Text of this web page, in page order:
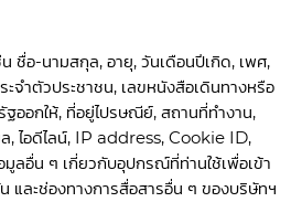
ชื่อ-นามสกุล, อายุ, วันเดือนปีเกิด, เพศ,
จำตัวประชาชน, เลขหนังสือเดินทางหรือ
ออกให้, ที่อยู่ไปรษณีย์, สถานที่ทำงาน,
, ไอดีไลน์, IP address, Cookie ID,
มูลอื่น ๆ เกี่ยวกับอุปกรณ์ที่ท่านใช้เพื่อเข้า
และช่องทางการสื่อสารอื่น ๆ ของบริษัทฯ